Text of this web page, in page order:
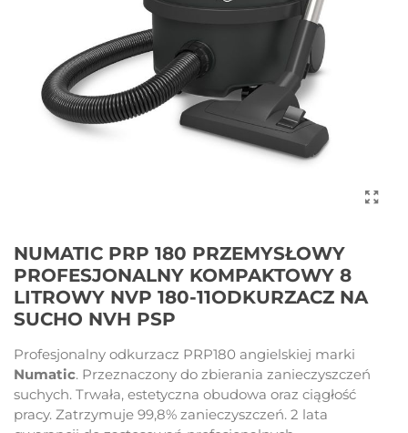
NUMATIC PRP 180 PRZEMYSŁOWY
PROFESJONALNY KOMPAKTOWY 8
LITROWY NVP 180-11ODKURZACZ NA
SUCHO NVH PSP
Profesjonalny odkurzacz PRP180 angielskiej marki
Numatic. Przeznaczony do zbierania zanieczyszczeń
suchych. Trwała, estetyczna obudowa oraz ciągłość
pracy. Zatrzymuje 99,8% zanieczyszczeń. 2 lata